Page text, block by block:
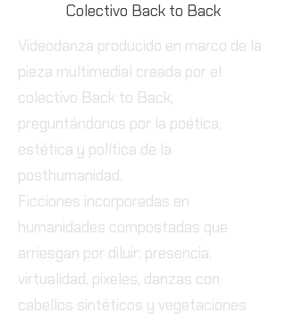
Colectivo Back to Back
Videodanza producido en marco de la
pieza multimedial creada por el
colectivo Back to Back,
preguntándonos por la poética,
estética y política de la
posthumanidad.
Ficciones incorporadas en
humanidades compostadas que
arriesgan por diluir: presencia,
virtualidad, pixeles, danzas con
cabellos sintéticos y vegetaciones